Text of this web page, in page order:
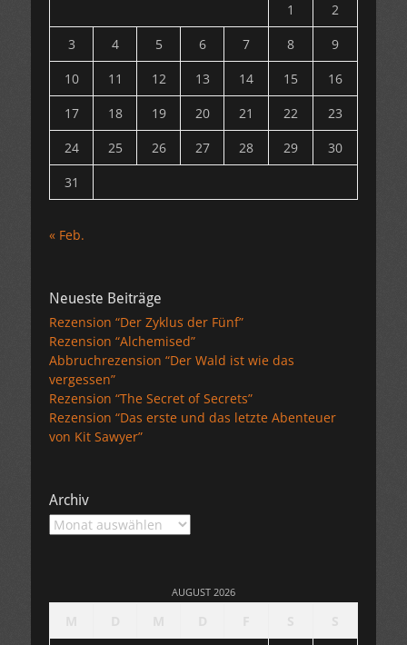
1
2
3
4 5 6 7 8
9
10
11 12 13 14 15
16
17
18 19 20 21 22
23
24
25 26 27 28 29
30
31
« Feb.
Neueste Beiträge
Rezension “Der Zyklus der Fünf”
Rezension “Alchemised”
Abbruchrezension “Der Wald ist wie das
vergessen”
Rezension “The Secret of Secrets”
Rezension “Das erste und das letzte Abenteuer
von Kit Sawyer”
Archiv
Archiv
AUGUST 2026